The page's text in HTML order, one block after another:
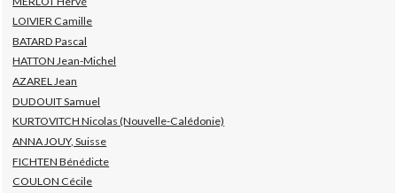
LOIVIER Camille
BATARD Pascal
HATTON Jean-Michel
AZAREL Jean
DUDOUIT Samuel
KURTOVITCH Nicolas (Nouvelle-Calédonie)
ANNA JOUY, Suisse
FICHTEN Bénédicte
COULON Cécile